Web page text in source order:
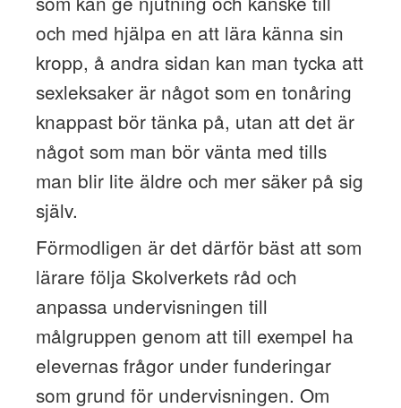
och med hjälpa en att lära känna sin
kropp, å andra sidan kan man tycka att
sexleksaker är något som en tonåring
knappast bör tänka på, utan att det är
något som man bör vänta med tills
man blir lite äldre och mer säker på sig
själv.
Förmodligen är det därför bäst att som
lärare följa Skolverkets råd och
anpassa undervisningen till
målgruppen genom att till exempel ha
elevernas frågor under funderingar
som grund för undervisningen. Om